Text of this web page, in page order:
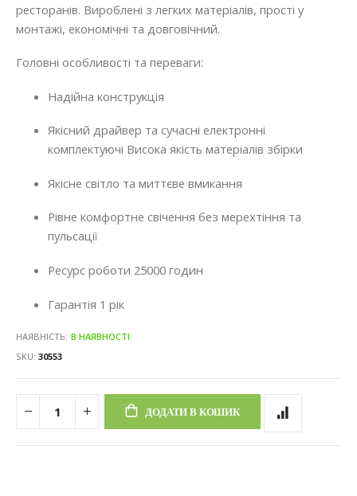
ресторанів. Вироблені з легких матеріалів, прості у
монтажі, економічні та довговічний.
Головні особливості та переваги:
Надійна конструкція
Якісний драйвер та сучасні електронні
комплектуючі Висока якість матеріалів збірки
Якісне світло та миттєве вмикання
Рівне комфортне свічення без мерехтіння та
пульсації
Ресурс роботи 25000 годин
Гарантія 1 рік
НАЯВНІСТЬ: В НАЯВНОСТІ
SKU 30553
ДОДАТИ В КОШИК